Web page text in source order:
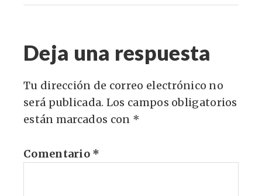
Deja una respuesta
Tu dirección de correo electrónico no
será publicada. Los campos obligatorios
están marcados con *
Comentario *